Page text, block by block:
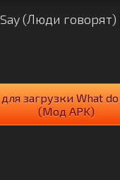
Say (Люди
загрузки What
(Мод APK)